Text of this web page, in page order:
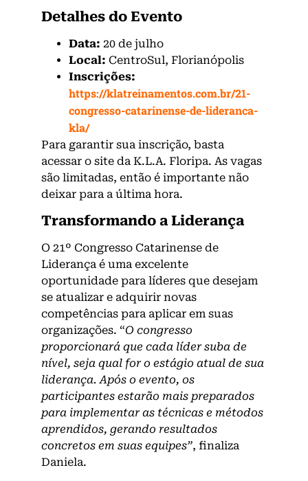
Detalhes do Evento
Data: 20 de julho
Local: CentroSul, Florianópolis
Inscrições:
https://klatreinamentos.com.br/21-
congresso-catarinense-de-lideranca-
kla/
Para garantir sua inscrição, basta
acessar o site da K.L.A. Floripa. As vagas
são limitadas, então é importante não
deixar para a última hora.
Transformando a Liderança
O 21º Congresso Catarinense de
Liderança é uma excelente
oportunidade para líderes que desejam
se atualizar e adquirir novas
competências para aplicar em suas
organizações. “O congresso
proporcionará que cada líder suba de
nível, seja qual for o estágio atual de sua
liderança. Após o evento, os
participantes estarão mais preparados
para implementar as técnicas e métodos
aprendidos, gerando resultados
concretos em suas equipes”, finaliza
Daniela.